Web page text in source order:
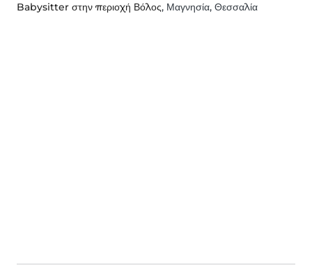
Babysitter στην περιοχή Βόλος, Μαγνησία, Θεσσαλία